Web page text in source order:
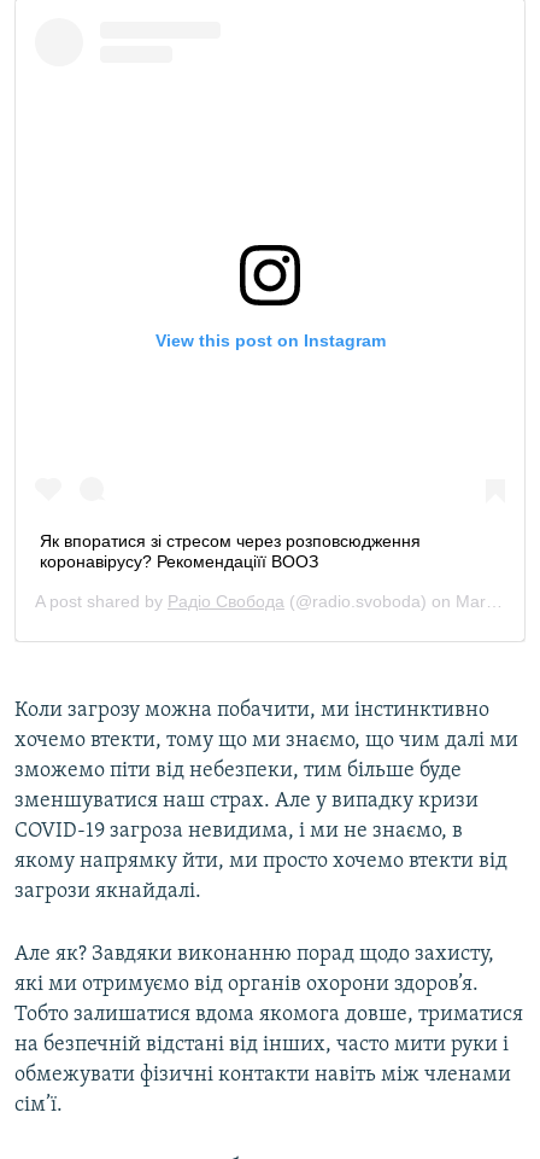
Коли загрозу можна побачити, ми інстинктивно
хочемо втекти, тому що ми знаємо, що чим далі ми
зможемо піти від небезпеки, тим більше буде
зменшуватися наш страх. Але у випадку кризи
COVID-19 загроза невидима, і ми не знаємо, в
якому напрямку йти, ми просто хочемо втекти від
загрози якнайдалі.
Але як? Завдяки виконанню порад щодо захисту,
які ми отримуємо від органів охорони здоров’я.
Тобто залишатися вдома якомога довше, триматися
на безпечній відстані від інших, часто мити руки і
обмежувати фізичні контакти навіть між членами
сім’ї.